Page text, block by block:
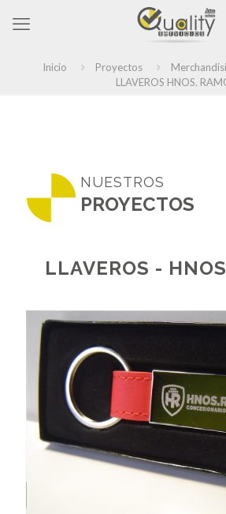
Inicio Proyectos
LLAVEROS HNOS.
NUESTROS
PROYECTOS
LLAVEROS -